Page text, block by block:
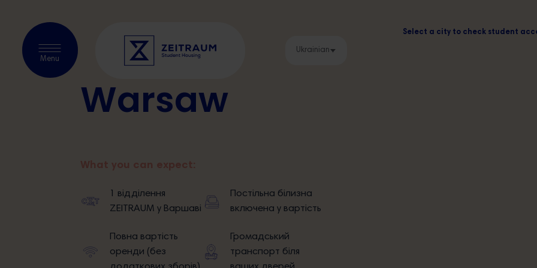
Menu
Ukrainian
Warsaw
1 відділення
ZEITRAUM у Варшаві
Постільна білизна
включена у вартість
Повна вартість
оренди (без
Громадський
транспорт біля
Select a city to check student
Перевірити наявність вільних місць